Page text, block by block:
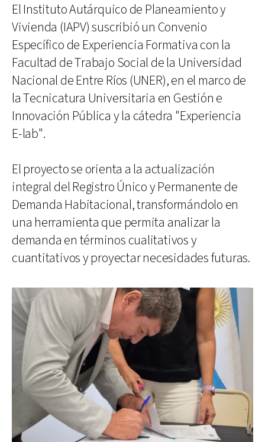
El Instituto Autárquico de Planeamiento y
Vivienda (IAPV) suscribió un Convenio
Específico de Experiencia Formativa con la
Facultad de Trabajo Social de la Universidad
Nacional de Entre Ríos (UNER), en el marco de
la Tecnicatura Universitaria en Gestión e
Innovación Pública y la cátedra "Experiencia
E-lab".
El proyecto se orienta a la actualización
integral del Registro Único y Permanente de
Demanda Habitacional, transformándolo en
una herramienta que permita analizar la
demanda en términos cualitativos y
cuantitativos y proyectar necesidades futuras.